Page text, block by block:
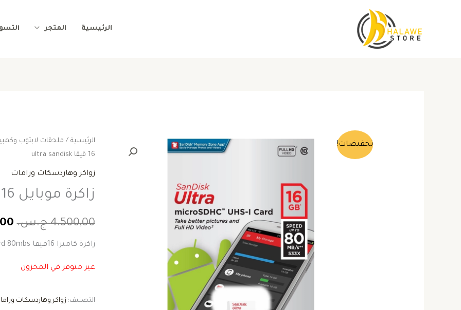
الرئيسية المتجر
تخفيضات! الرئيسية / ملحقات لابتوب
16 قيقا ultra sandisk
زواكر وهاردسكات ورامات
زاكرة موبايل 16 قيقا ultra sandisk
4.500,00 ج.س.
زاكرة كاميرا 16قيقا ultra sandisk microsdhc uhs-i card 80mbs
غير متوفر في المخزون
التصنيف: زواكر وهاردسكات